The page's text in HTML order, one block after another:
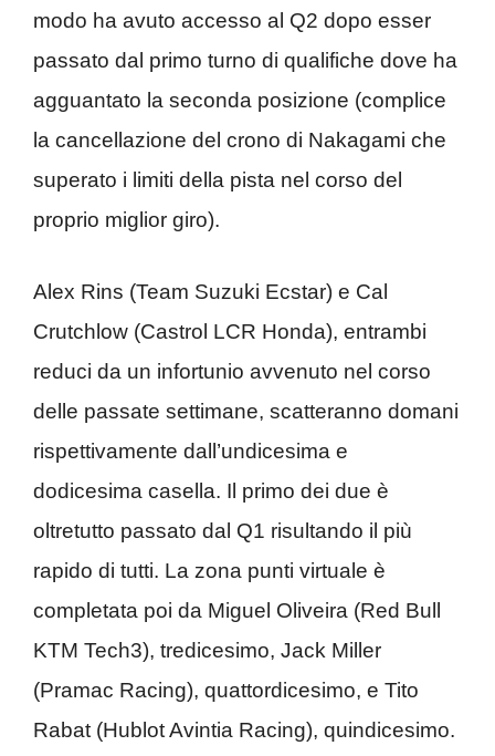
modo ha avuto accesso al Q2 dopo esser
passato dal primo turno di qualifiche dove ha
agguantato la seconda posizione (complice
la cancellazione del crono di Nakagami che
superato i limiti della pista nel corso del
proprio miglior giro).
Alex Rins (Team Suzuki Ecstar) e Cal
Crutchlow (Castrol LCR Honda), entrambi
reduci da un infortunio avvenuto nel corso
delle passate settimane, scatteranno domani
rispettivamente dall’undicesima e
dodicesima casella. Il primo dei due è
oltretutto passato dal Q1 risultando il più
rapido di tutti. La zona punti virtuale è
completata poi da Miguel Oliveira (Red Bull
KTM Tech3), tredicesimo, Jack Miller
(Pramac Racing), quattordicesimo, e Tito
Rabat (Hublot Avintia Racing), quindicesimo.